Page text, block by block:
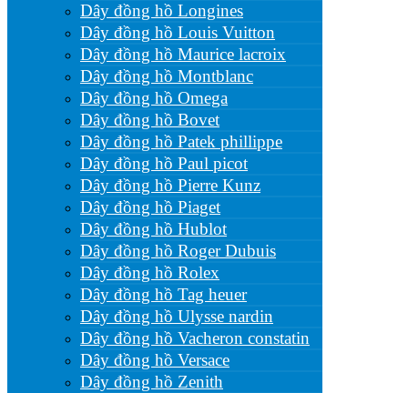
Dây đồng hồ Longines
Dây đồng hồ Louis Vuitton
Dây đồng hồ Maurice lacroix
Dây đồng hồ Montblanc
Dây đồng hồ Omega
Dây đồng hồ Bovet
Dây đồng hồ Patek phillippe
Dây đồng hồ Paul picot
Dây đồng hồ Pierre Kunz
Dây đồng hồ Piaget
Dây đồng hồ Hublot
Dây đồng hồ Roger Dubuis
Dây đồng hồ Rolex
Dây đồng hồ Tag heuer
Dây đồng hồ Ulysse nardin
Dây đồng hồ Vacheron constatin
Dây đồng hồ Versace
Dây đồng hồ Zenith